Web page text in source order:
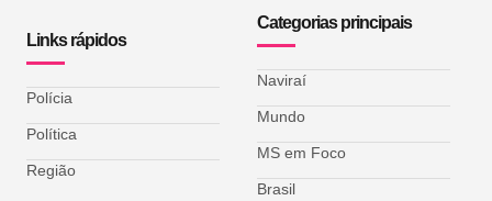
Links rápidos
Polícia
Política
Região
Categorias principais
Naviraí
Mundo
MS em Foco
Brasil